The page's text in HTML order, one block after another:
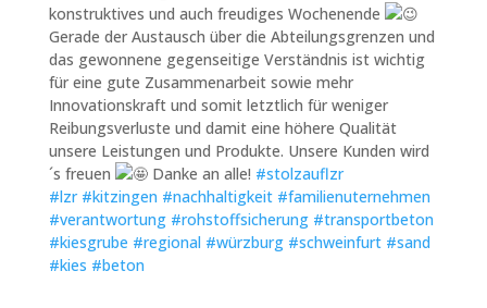
konstruktives und auch freudiges Wochenende
Gerade der Austausch über die Abteilungsgrenzen und
das gewonnene gegenseitige Verständnis ist wichtig
für eine gute Zusammenarbeit sowie mehr
Innovationskraft und somit letztlich für weniger
Reibungsverluste und damit eine höhere Qualität
unsere Leistungen und Produkte. Unsere Kunden wird
´s freuen
Danke an alle! #stolzauflzr
#lzr #kitzingen #nachhaltigkeit #familienuternehmen
#verantwortung #rohstoffsicherung #transportbeton
#kiesgrube #regional #würzburg #schweinfurt #sand
#kies #beton